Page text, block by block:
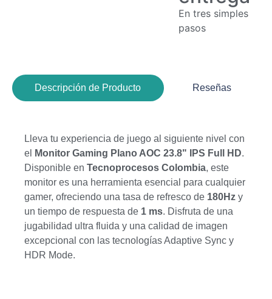
En tres simples
pasos
Descripción de Producto Reseñas
Lleva tu experiencia de juego al siguiente nivel con
el
Monitor Gaming Plano AOC 23.8" IPS Full HD.
Disponible en Tecnoprocesos Colombia, este
monitor es una herramienta esencial para cualquier
gamer, ofreciendo una tasa de refresco de 180Hz y
un tiempo de respuesta de 1 ms. Disfruta de una
jugabilidad ultra fluida y una calidad de imagen
excepcional con las tecnologías Adaptive Sync y
HDR Mode.